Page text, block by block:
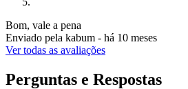
Bom, vale a pena
Enviado pela kabum - há 10 meses
Ver todas as avaliações
Perguntas e Respostas